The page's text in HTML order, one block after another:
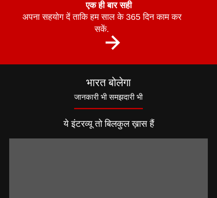
एक ही बार सही
अपना सहयोग दें ताकि हम साल के 365 दिन काम कर
सकें.
भारत बोलेगा
जानकारी भी समझदारी भी
ये इंटरव्यू तो बिलकुल ख़ास हैं